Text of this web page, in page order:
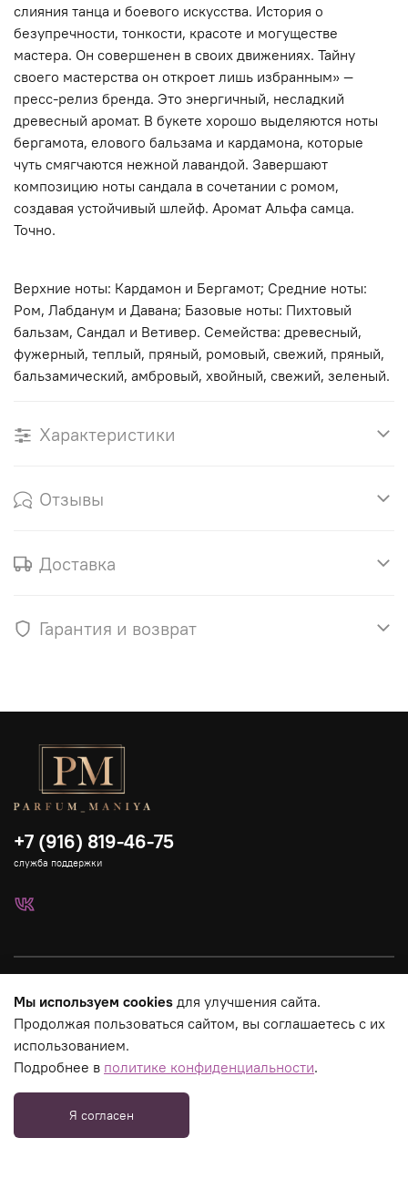
слияния танца и боевого искусства. История о
безупречности, тонкости, красоте и могуществе
мастера. Он совершенен в своих движениях. Тайну
своего мастерства он откроет лишь избранным» —
пресс-релиз бренда. Это энергичный, несладкий
древесный аромат. В букете хорошо выделяются ноты
бергамота, елового бальзама и кардамона, которые
чуть смягчаются нежной лавандой. Завершают
композицию ноты сандала в сочетании с ромом,
создавая устойчивый шлейф. Аромат Альфа самца.
Точно.
Верхние ноты: Кардамон и Бергамот; Средние ноты:
Ром, Лабданум и Давана; Базовые ноты: Пихтовый
бальзам, Сандал и Ветивер. Семейства: древесный,
фужерный, теплый, пряный, ромовый, свежий, пряный,
бальзамический, амбровый, хвойный, свежий, зеленый.
Характеристики
Отзывы
Доставка
Гарантия и возврат
Страницы магазина
Юридическая информация
+7 (916) 819-46-75
служба поддержки
Мы используем cookies для улучшения сайта.
Продолжая пользоваться сайтом, вы соглашаетесь с их
использованием.
Подробнее в политике конфиденциальности.
Я согласен